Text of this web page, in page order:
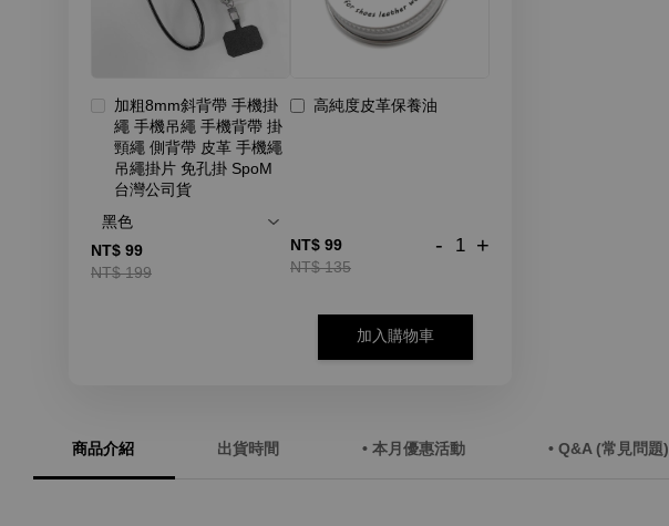
加粗8mm斜背帶 手機掛
繩 手機吊繩 手機背帶 掛
頸繩 側背帶 皮革 手機繩
吊繩掛片 免孔掛 SpoM
台灣公司貨
NT$ 99
NT$ 199
高純度皮革保養油
NT$ 99
NT$ 135
- +
加入購物車
商品介紹 出貨時間 • 本月優惠活動 • Q&A (常見問題)